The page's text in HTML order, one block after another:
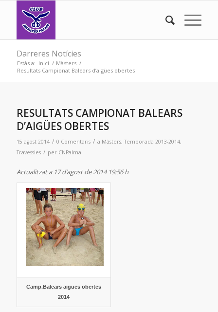
Darreres Notícies
Estàs a: Inici / Màsters /
Resultats Campionat Balears d’aigües obertes
RESULTATS CAMPIONAT BALEARS
D’AIGÜES OBERTES
15 agost 2014 / 0 Comentaris / a Màsters,Temporada 2013-2014,
Travessies / per CNPalma
Actualitzat a 17 d’agost de 2014 19:56 h
Camp.Balears aigües obertes
2014